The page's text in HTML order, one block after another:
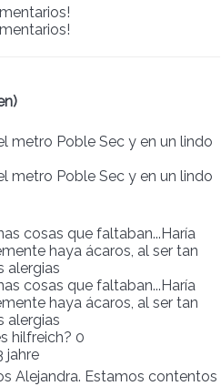
metro Poble Sec y en un lindo
metro Poble Sec y en un lindo
cosas que faltaban...Haría
haya ácaros, al ser tan
alergias
cosas que faltaban...Haría
haya ácaros, al ser tan
alergias
hilfreich? 0
jahre
Alejandra. Estamos contentos